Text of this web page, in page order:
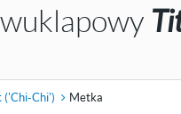
('Chi-Chi') Metka